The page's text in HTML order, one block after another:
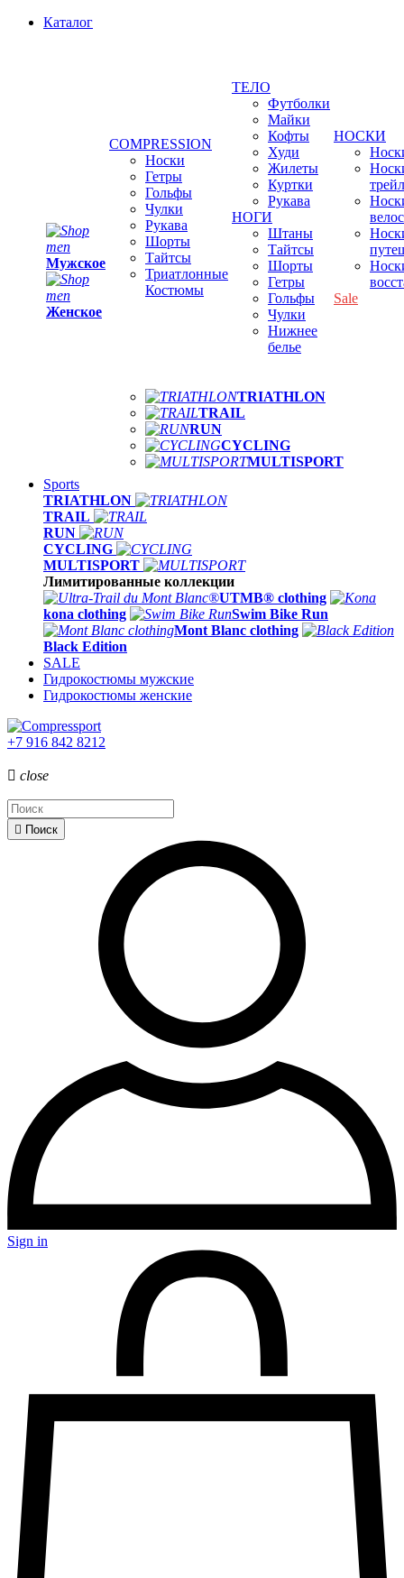
Каталог
Мужское
Женское
COMPRESSION
Носки
Гетры
Гольфы
Чулки
Рукава
Шорты
Тайтсы
Триатлонные
Костюмы
ТЕЛО
Футболки
Майки
Кофты
Худи
Жилеты
Куртки
Рукава
НОГИ
Штаны
Тайтсы
Шорты
Гетры
Гольфы
Чулки
Нижнее
белье
НОСКИ
Sale
TRIATHLON
TRAIL
RUN
CYCLING
MULTISPORT
Sports
TRIATHLON
TRAIL
RUN
CYCLING
MULTISPORT
Лимитированные коллекции
UTMB® clothing
kona clothing
Swim Bike Run
Mont Blanc clothing
Black Edition
SALE
Гидрокостюмы мужские
Гидрокостюмы женские
+7 916 842 8212
 close
 Поиск
Sign in